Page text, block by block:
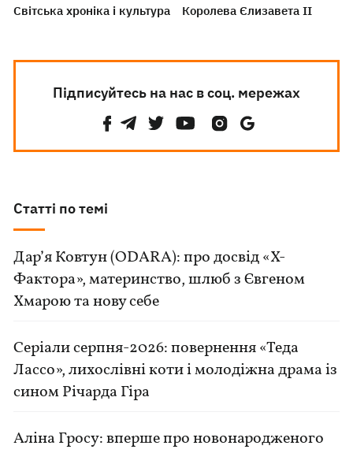
Світська хроніка і культура
Королева Єлизавета II
Підписуйтесь на нас в соц. мережах
Статті по темі
Дар’я Ковтун (ODARA): про досвід «Х-
Фактора», материнство, шлюб з Євгеном
Хмарою та нову себе
Серіали серпня-2026: повернення «Теда
Лассо», лихослівні коти і молодіжна драма із
сином Річарда Гіра
Аліна Гросу: вперше про новонародженого